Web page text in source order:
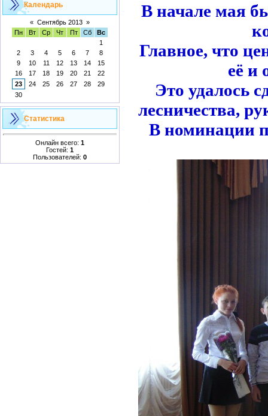
Календарь
« Сентябрь 2013 »
Пн
Вт Ср Чт Пт Сб
Вс
1
2
3 4 5 6 7
8
9
10 11 12 13 14
15
16
17 18 19 20 21
22
23
24 25 26 27 28
29
30
Статистика
Онлайн всего: 1
Гостей: 1
Пользователей: 0
В начале мая
Главное, что
её и
Это удалось
лесничества,
В номинации